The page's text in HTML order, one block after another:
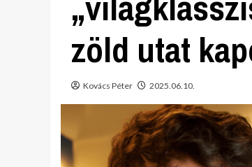
zöld utat
Kovács Péter 2025.06.10.